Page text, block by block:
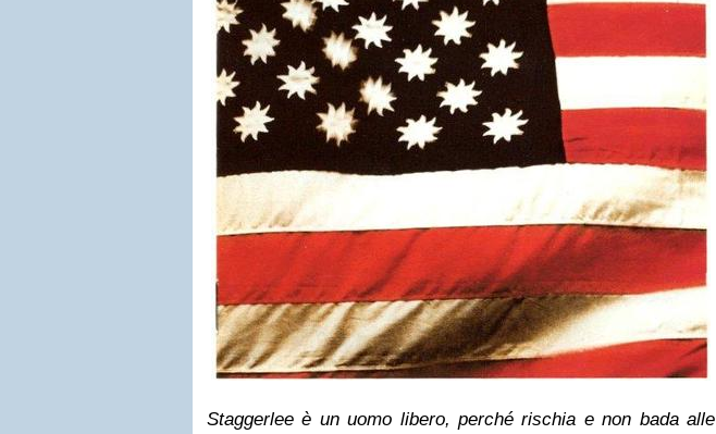
Staggerlee è un uomo libero, perché rischia e non bada alle